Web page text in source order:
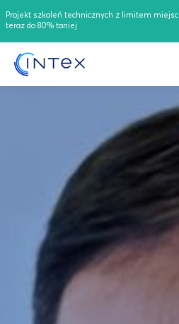
Projekt szkoleń technicznych z limitem miejsc
teraz do 80% taniej